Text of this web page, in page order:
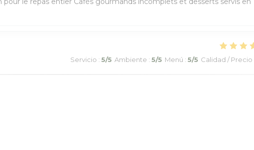
Servicio : 5/5 Ambiente : 5/5 Menú : 5/5 Calidad / Precio